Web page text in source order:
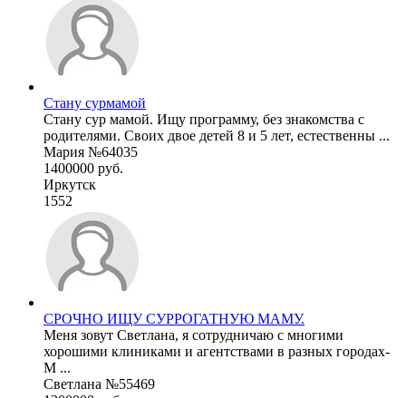
Стану сурмамой
Стану сур мамой. Ищу программу, без знакомства с
родителями. Своих двое детей 8 и 5 лет, естественны ...
Мария №64035
1400000 руб.
Иркутск
1552
СРОЧНО ИЩУ СУРРОГАТНУЮ МАМУ.
Меня зовут Светлана, я сотрудничаю с многими
хорошими клиниками и агентствами в разных городах-
М ...
Светлана №55469